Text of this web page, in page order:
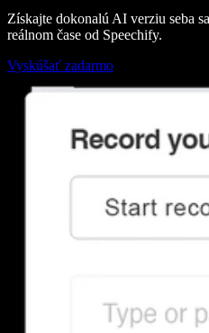
Získajte dokonalú AI verziu seba
reálnom čase od Speechify.
Vyskúšať zadarmo